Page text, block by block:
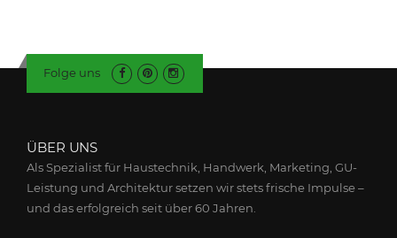
Folge uns
ÜBER UNS
Als Spezialist für Haustechnik, Handwerk, Marketing, GU-
Leistung und Architektur setzen wir stets frische Impulse –
und das erfolgreich seit über 60 Jahren.